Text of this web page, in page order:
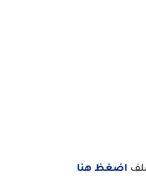
اضغظ هنا